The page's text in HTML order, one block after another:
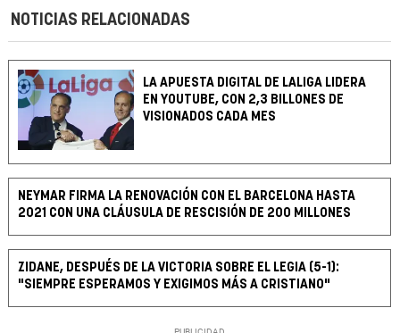
NOTICIAS RELACIONADAS
LA APUESTA DIGITAL DE LALIGA LIDERA
EN YOUTUBE, CON 2,3 BILLONES DE
VISIONADOS CADA MES
NEYMAR FIRMA LA RENOVACIÓN CON EL BARCELONA HASTA
2021 CON UNA CLÁUSULA DE RESCISIÓN DE 200 MILLONES
ZIDANE, DESPUÉS DE LA VICTORIA SOBRE EL LEGIA (5-1):
"SIEMPRE ESPERAMOS Y EXIGIMOS MÁS A CRISTIANO"